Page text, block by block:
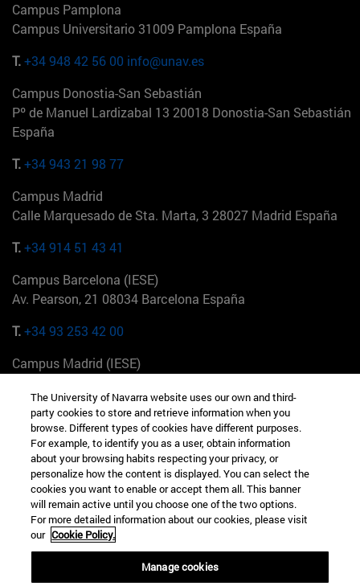
Campus Pamplona
Campus Universitario 31009 Pamplona España
T.+34 948 42 56 00 info@unav.es
Campus Donostia-San Sebastián
Pº de Manuel Lardizabal 13 20018 Donostia-San Sebastián
España
T.+34 943 21 98 77
Campus Madrid
Calle Marquesado de Sta. Marta, 3 28027 Madrid España
T.+34 914 51 43 41
Campus Barcelona (IESE)
Av. Pearson, 21 08034 Barcelona España
T.+34 93 253 42 00
Campus Madrid (IESE)
+34 912 11 30 00
Campus Nueva York (IESE)
165 W 57th St 10019-2201 Nueva York EE.UU
+1 646 346 8850
Campus Munich (IESE)
Maria-Theresia-Straße 15 81675 Múnich Alemania
+49 89 24209790
The University of Navarra website uses our own and third-
party cookies to store and retrieve information when you
browse. Different types of cookies have different purposes.
For example, to identify you as a user, obtain information
about your browsing habits respecting your privacy, or
personalize how the content is displayed. You can select the
cookies you want to enable or accept them all. This banner
will remain active until you choose one of the two options.
For more detailed information about our cookies, please visit
our Cookie Policy.
Manage cookies